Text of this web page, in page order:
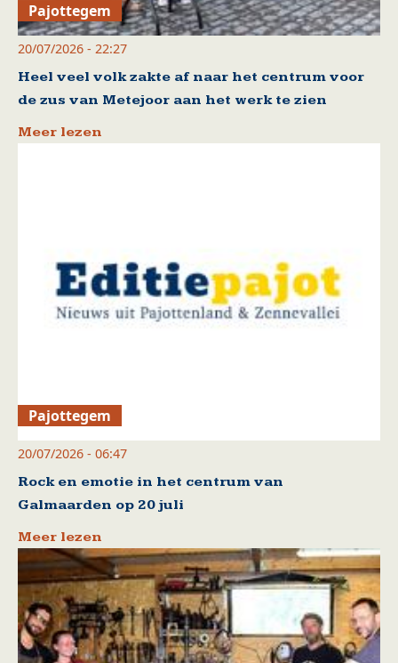
Pajottegem
20/07/2026 - 22:27
Heel veel volk zakte af naar het centrum voor
de zus van Metejoor aan het werk te zien
Meer lezen
Pajottegem
20/07/2026 - 06:47
Rock en emotie in het centrum van
Galmaarden op 20 juli
Meer lezen